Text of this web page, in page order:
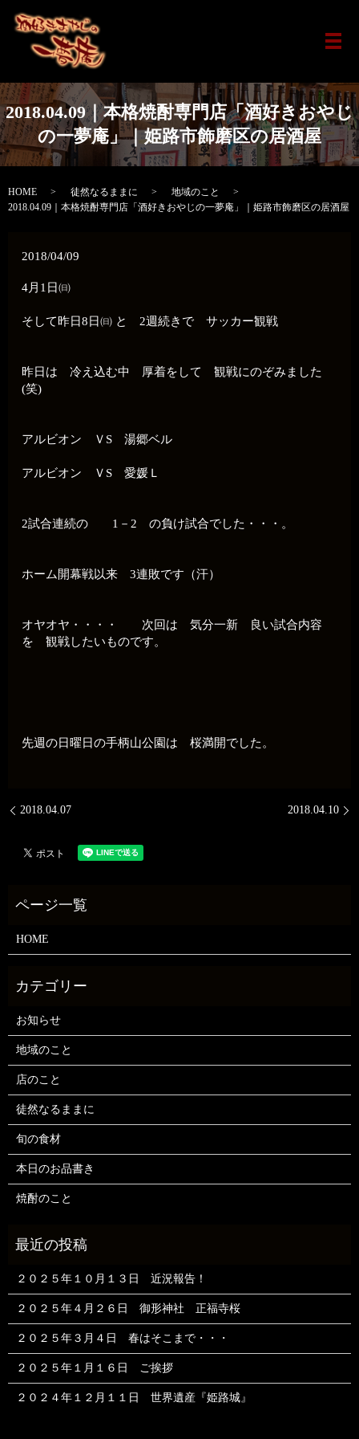
メ
2018.04.09｜本格焼酎専門店「酒好きおやじ
の一夢庵」｜姫路市飾磨区の居酒屋
HOME 徒然なるままに
地域のこと
2018.04.09｜本格焼酎専門店「酒好きおやじの一夢庵」｜姫路市飾磨区の居酒屋
2018/04/09
4月1日㈰
そして昨日8日㈰ と 2週続きで サッカー観戦
昨日は 冷え込む中 厚着をして 観戦にのぞみました
(笑)
アルビオン ＶS 湯郷ベル
アルビオン ＶS 愛媛Ｌ
2試合連続の 1－2 の負け試合でした・・・。
ホーム開幕戦以来 3連敗です（汗）
オヤオヤ・・・・ 次回は 気分一新 良い試合内容
を 観戦したいものです。
先週の日曜日の手柄山公園は 桜満開でした。
2018.04.07 2018.04.10
HOME
お知らせ
地域のこと
店のこと
徒然なるままに
旬の食材
本日のお品書き
焼酎のこと
２０２５年１０月１３日 近況報告！
２０２５年４月２６日 御形神社 正福寺桜
２０２５年３月４日 春はそこまで・・・
２０２５年１月１６日 ご挨拶
２０２４年１２月１１日 世界遺産『姫路城』